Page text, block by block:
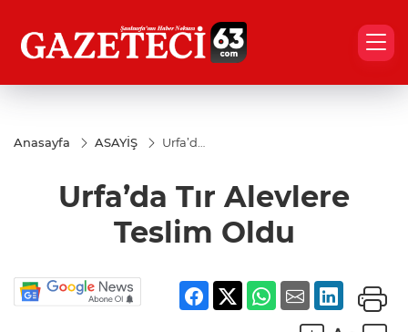
Anasayfa ASAYİŞ
Urfa’da
Teslim
Oldu
Urfa’da Tır Alevlere
Teslim Oldu